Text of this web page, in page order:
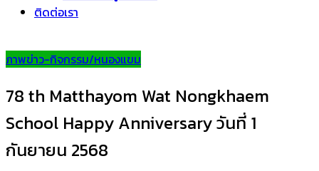
ติดต่อเรา
ภาพข่าว-กิจกรรม/หนองแขม
78 th Matthayom Wat Nongkhaem
School Happy Anniversary วันที่ 1
กันยายน 2568